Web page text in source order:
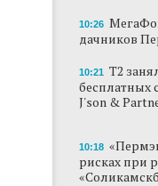
с
на 30%
Власти
В Перми
лисица»
10:26
дачников
10:21 Т2
бесплатных
J'son &
10:18
рисках при